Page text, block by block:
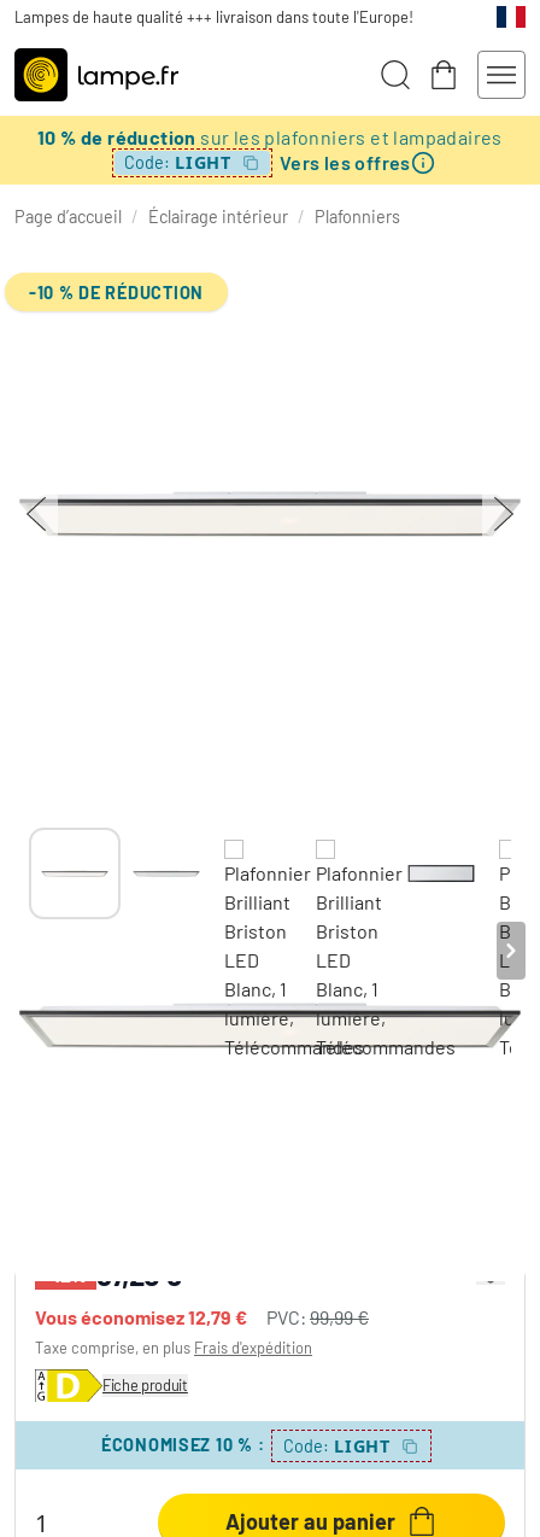
Lampes de haute qualité +++ livraison dans toute l'Europe!
10 % de réduction sur les plafonniers et lampadaires
Code: LIGHT Vers les offres
Page d’accueil / Éclairage intérieur / Plafonniers
-10 % DE RÉDUCTION
87,20 €
Vous économisez12,79 € PVC: 99,99 €
Taxe comprise, en plus Frais d'expédition
Fiche produit
ÉCONOMISEZ 10 % : Code: LIGHT
Ajouter au panier